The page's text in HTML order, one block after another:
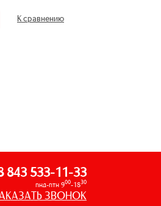
К сравнению
843 533-11-33
пнд-птн 900-1830
ЗВОНОК